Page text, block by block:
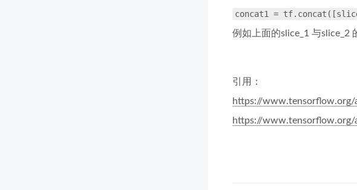
concat1 =
例如上面的slice_1 与slice_2
引用：
https://
https://